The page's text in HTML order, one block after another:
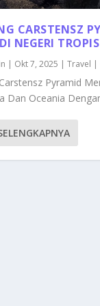
CARSTENSZ
NEGERI TROPIS
| Okt 7, 2025 |Travel |
Pyramid
Dan Oceania